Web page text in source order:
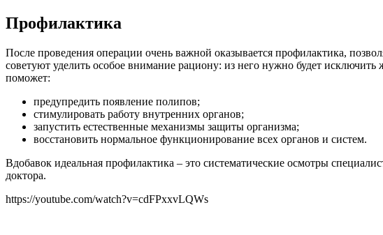
Профилактика
После проведения операции очень важной оказывается профилактика,
советуют уделить особое внимание рациону: из него нужно будет
поможет:
предупредить появление полипов;
стимулировать работу внутренних органов;
запустить естественные механизмы защиты организма;
восстановить нормальное функционирование всех органов и систем.
Вдобавок идеальная профилактика – это систематические осмотры
доктора.
https://youtube.com/watch?v=cdFPxxvLQWs